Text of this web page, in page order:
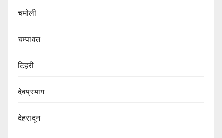
चमोली
चम्पावत
टिहरी
देवप्रयाग
देहरादून